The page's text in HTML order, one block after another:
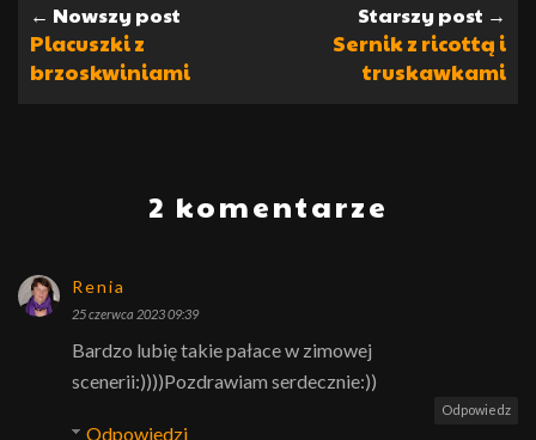
← Nowszy post
Placuszki z
brzoskwiniami
Starszy post →
Sernik z ricottą i
truskawkami
2 komentarze
Renia
25 czerwca 2023 09:39
Bardzo lubię takie pałace w zimowej
scenerii:))))Pozdrawiam serdecznie:))
Odpowiedz
Odpowiedzi